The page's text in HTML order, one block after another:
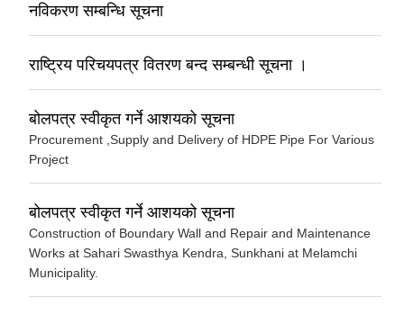
नविकरण सम्बन्धि सूचना
राष्ट्रिय परिचयपत्र वितरण बन्द सम्बन्धी सूचना ।
बोलपत्र स्वीकृत गर्ने आशयको सूचना
Procurement ,Supply and Delivery of HDPE Pipe For Various
Project
बोलपत्र स्वीकृत गर्ने आशयको सूचना
Construction of Boundary Wall and Repair and Maintenance
Works at Sahari Swasthya Kendra, Sunkhani at Melamchi
Municipality.